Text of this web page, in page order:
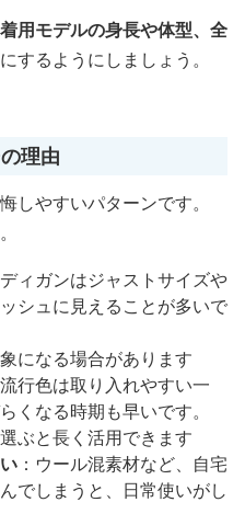
着用モデルの身長や体型、全
するようにしましょう。
理由
しやすいパターンです。
ディガンはジャストサイズや
シュに見えることが多いで
になる場合があります
流行色は取り入れやすい一
くなる時期も早いです。
ぶと長く活用できます
：ウール混素材など、自宅
でしまうと、日常使いがし